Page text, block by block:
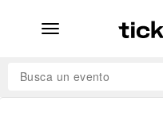
desplegar
Busca un evento